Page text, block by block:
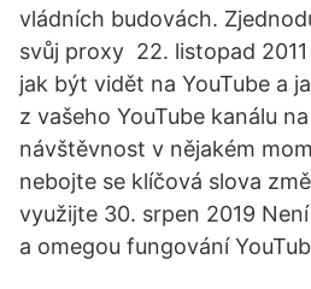
vládních budovách.
svůj proxy 22. listopad
jak být vidět na YouTube a
z vašeho YouTube kanálu
návštěvnost v nějakém
nebojte se klíčová slova
využijte 30. srpen 2019
a omegou fungování